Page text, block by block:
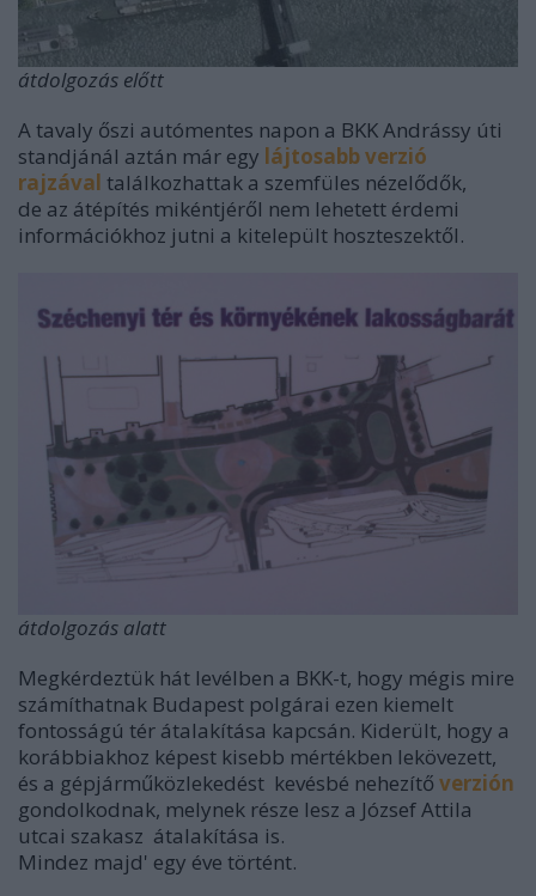
átdolgozás előtt
A tavaly őszi autómentes napon a BKK Andrássy úti
standjánál aztán már egy lájtosabb verzió
rajzával találkozhattak a szemfüles nézelődők,
de az átépítés mikéntjéről nem lehetett érdemi
információkhoz jutni a kitelepült hoszteszektől.
átdolgozás alatt
Megkérdeztük hát levélben a BKK-t, hogy mégis mire
számíthatnak Budapest polgárai ezen kiemelt
fontosságú tér átalakítása kapcsán. Kiderült, hogy a
korábbiakhoz képest kisebb mértékben lekövezett,
és a gépjárműközlekedést kevésbé nehezítő verzión
gondolkodnak, melynek része lesz a József Attila
utcai szakasz átalakítása is.
Mindez majd' egy éve történt.